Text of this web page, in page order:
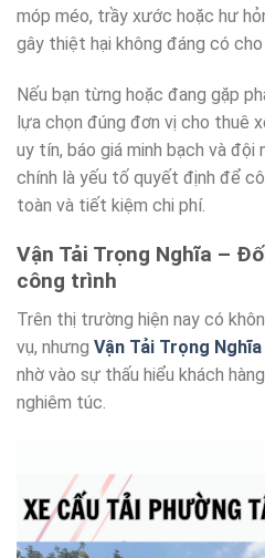
móp méo, trầy xước hoặc hư
gây thiệt hại không đáng có cho
Nếu bạn từng hoặc đang gặp
lựa chọn đúng đơn vị cho thuê
uy tín, báo giá minh bạch và đội
chính là yếu tố quyết định để
toàn và tiết kiệm chi phí.
Vận Tải Trọng Nghĩa –
công trình
Trên thị trường hiện nay có
vụ, nhưng Vận Tải Trọng Nghĩa
nhờ vào sự thấu hiểu khách
nghiêm túc.